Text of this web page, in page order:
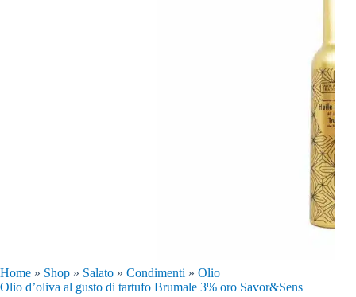
Home » Shop » Salato » Condimenti » Olio
Olio d’oliva al gusto di tartufo Brumale 3% oro Savor&Sens